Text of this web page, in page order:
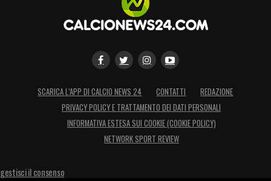
SCARICA L’APP DI CALCIO NEWS 24 CONTATTI
REDAZIONE
PRIVACY POLICY E TRATTAMENTO DEI DATI PERSONALI
INFORMATIVA ESTESA SUI COOKIE (COOKIE POLICY)
NETWORK SPORT REVIEW
gestisci il consenso